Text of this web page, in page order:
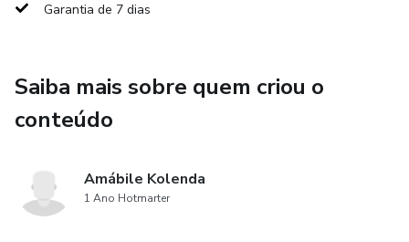
Garantia de 7 dias
Saiba mais sobre quem criou o
conteúdo
Amábile Kolenda
1 Ano Hotmarter